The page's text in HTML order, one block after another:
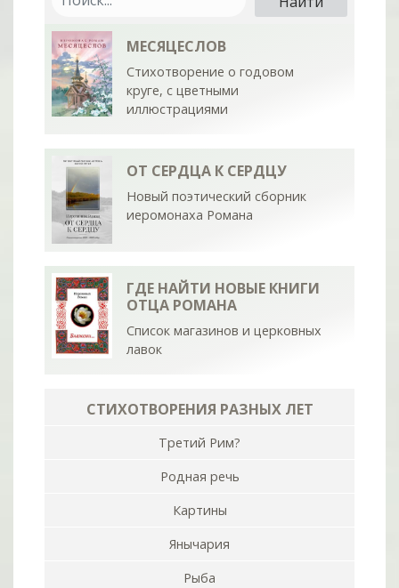
МЕСЯЦЕСЛОВ
Стихотворение о годовом
круге, с цветными
иллюстрациями
ОТ СЕРДЦА К СЕРДЦУ
Новый поэтический сборник
иеромонаха Романа
ГДЕ НАЙТИ НОВЫЕ КНИГИ
ОТЦА РОМАНА
Список магазинов и церковных
лавок
СТИХОТВОРЕНИЯ РАЗНЫХ ЛЕТ
Третий Рим?
Родная речь
Картины
Янычария
Рыба